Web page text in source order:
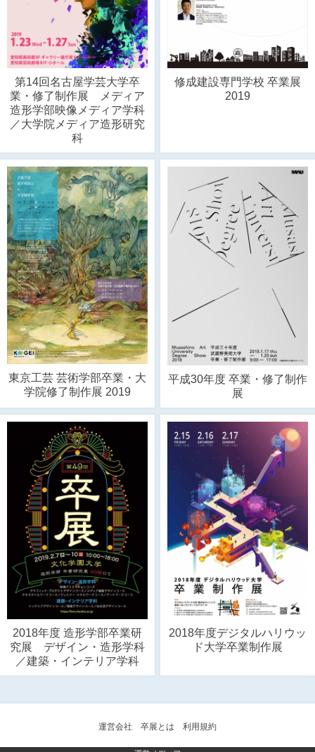
第14回名古屋学芸大学卒
業・修了制作展 メディア
造形学部映像メディア学科
／大学院メディア造形研究
科
修成建設専門学校 卒業展
2019
東京工芸 芸術学部卒業・大
学院修了制作展 2019
平成30年度 卒業・修了制作
展
2018年度 造形学部卒業研
究展 デザイン・造形学科
／建築・インテリア学科
2018年度デジタルハリウッ
ド大学卒業制作展
運営会社 卒展とは 利用規約